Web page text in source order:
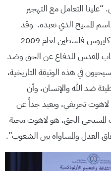
“علينا التعامل مع التهجير
المسيح الذي نعبده. وقد
اقتبس اسحق عدة مرات من وثيقة كايروس فلسطين لعام 2009
المقدس للدفاع عن الحق وضد
في هذه الوثيقة التاريخية،
ضد الله والإنسان، وأن
لاهوت تحريفي، وبعيد جداً عن
المسيحي الحق، هو لاهوت محبة
العدل والمساواة بين الشعوب”.